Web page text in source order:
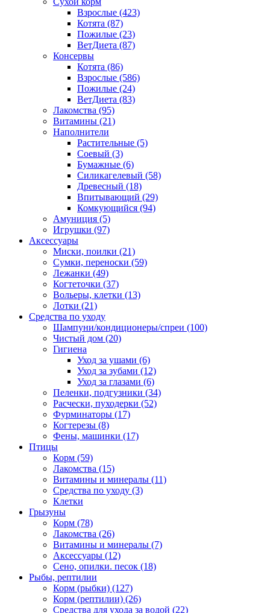
Взрослые (423)
Котята (87)
Пожилые (23)
ВетДиета (87)
Консервы
Котята (86)
Взрослые (586)
Пожилые (24)
ВетДиета (83)
Лакомства (95)
Витамины (21)
Наполнители
Растительные (5)
Соевый (3)
Бумажные (6)
Силикагелевый (58)
Древесный (18)
Впитывающий (29)
Комкующийся (94)
Амуниция (5)
Игрушки (97)
Аксессуары
Миски, поилки (21)
Сумки, переноски (59)
Лежанки (49)
Когтеточки (37)
Вольеры, клетки (13)
Лотки (21)
Средства по уходу
Шампуни/кондиционеры/спреи (100)
Чистый дом (20)
Гигиена
Уход за ушами (6)
Уход за зубами (12)
Уход за глазами (6)
Пеленки, подгузники (34)
Расчески, пуходерки (52)
Фурминаторы (17)
Когтерезы (8)
Фены, машинки (17)
Птицы
Корм (59)
Лакомства (15)
Витамины и минералы (11)
Средства по уходу (3)
Клетки
Грызуны
Корм (78)
Лакомства (26)
Витамины и минералы (7)
Аксессуары (12)
Сено, опилки. песок (18)
Рыбы, рептилии
Корм (рыбки) (127)
Корм (рептилии) (26)
Средства для ухода за водой (22)